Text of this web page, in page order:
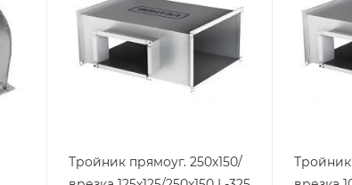
Тройник прямоуг. 250х150/
Тройник